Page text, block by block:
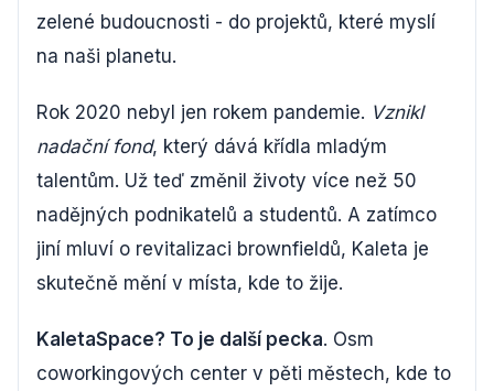
zelené budoucnosti - do projektů, které myslí
na naši planetu.
Rok 2020 nebyl jen rokem pandemie. Vznikl
nadační fond, který dává křídla mladým
talentům. Už teď změnil životy více než 50
nadějných podnikatelů a studentů. A zatímco
jiní mluví o revitalizaci brownfieldů, Kaleta je
skutečně mění v místa, kde to žije.
KaletaSpace? To je další pecka. Osm
coworkingových center v pěti městech, kde to